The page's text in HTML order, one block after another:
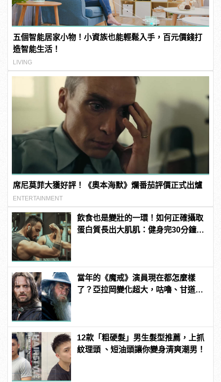
五個智能居家小物！小資族也能輕鬆入手，百元價錢打
造智能生活！
LIVING
席尼莫菲大獲好評！《奧本海默》爛番茄評價正式出爐
ENTERTAINMENT
飲食也是變壯的一環！如何正確攝取
蛋白質長出大肌肌：健身完30分鐘是
當年的《魔戒》演員現在都怎麼樣
了？亞拉岡變化超大，咕嚕、甘道
12款「粗硬髮」男生髮型推薦，上抓
紋理頭 、短油頭讓你變身清爽潮男！